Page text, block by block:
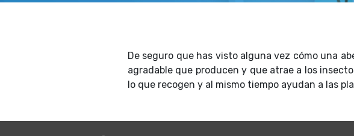
De seguro que has visto alguna vez cómo una
agradable que producen y que atrae a los
lo que recogen y al mismo tiempo ayudan a las